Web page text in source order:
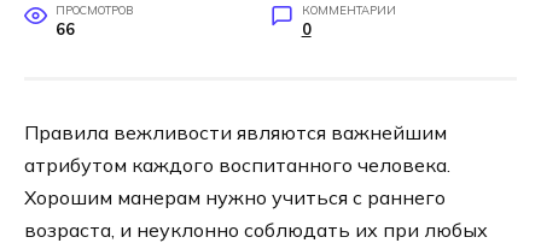
ПРОСМОТРОВ
66
КОММЕНТАРИИ
0
Правила вежливости являются важнейшим
атрибутом каждого воспитанного человека.
Хорошим манерам нужно учиться с раннего
возраста, и неуклонно соблюдать их при любых